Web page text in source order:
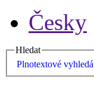
Česky
Hledat
Plnotextové